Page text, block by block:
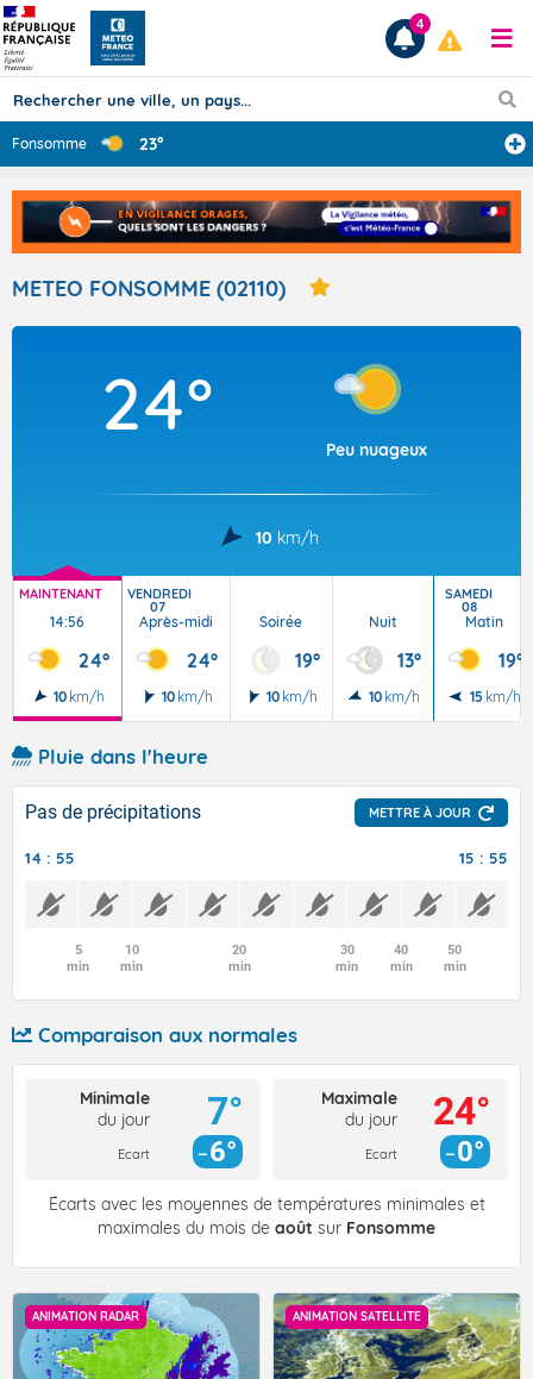
Prévisions
TOUS LES RÉSULTATS
Articles
4
Fonsomme 23°
METEO FONSOMME (02110)
24°
Peu nuageux
10 km/h
MAINTENANT
14:56
24°
10 km/h
VENDREDI
07
Après-midi
24°
10 km/h
Soirée
19°
10 km/h
Nuit
13°
10 km/h
SAMEDI
08
Matin
19°
15 km/h
Pluie dans l'heure
Pas de précipitations METTRE À JOUR
14 : 55 15 : 55
5
min
10
min
20
min
30
min
40
min
50
min
Comparaison aux normales
Minimale
du jour
Ecart
7°
6°
Maximale
du jour
Ecart
24°
0°
Écarts avec les moyennes de températures minimales et
maximales du mois de août sur Fonsomme
ANIMATION RADAR ANIMATION SATELLITE